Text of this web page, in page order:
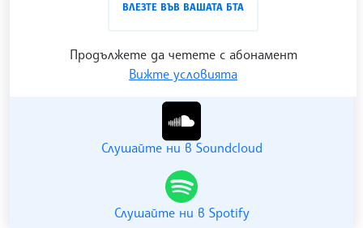
ВЛЕЗТЕ ВЪВ ВАШАТА БТА
Продължете да четете с абонамент
Вижте условията
Гледайте ни в YouTube
Слушайте ни в Soundcloud
Слушайте ни в Spotify